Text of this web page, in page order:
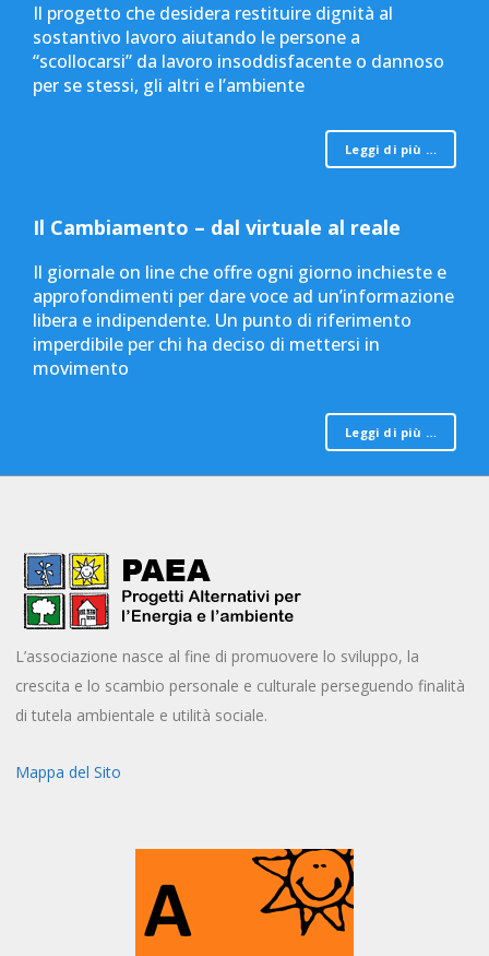
Il progetto che desidera restituire dignità al
sostantivo lavoro aiutando le persone a
“scollocarsi” da lavoro insoddisfacente o dannoso
per se stessi, gli altri e l’ambiente
Leggi di più …
Il Cambiamento – dal virtuale al reale
Il giornale on line che offre ogni giorno inchieste e
approfondimenti per dare voce ad un’informazione
libera e indipendente. Un punto di riferimento
imperdibile per chi ha deciso di mettersi in
movimento
Leggi di più …
L’associazione nasce al fine di promuovere lo sviluppo, la
crescita e lo scambio personale e culturale perseguendo finalità
di tutela ambientale e utilità sociale.
Mappa del Sito